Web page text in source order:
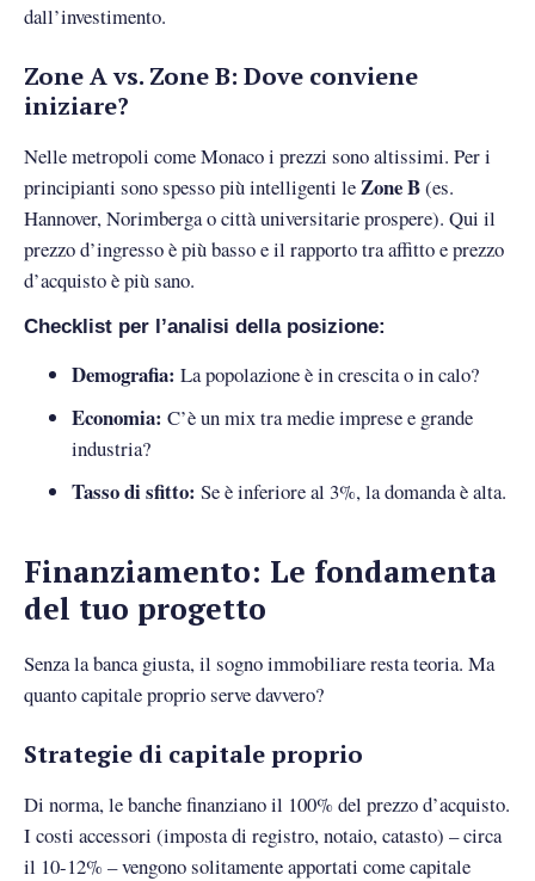
dall’investimento.
Zone A vs. Zone B: Dove conviene
iniziare?
Nelle metropoli come Monaco i prezzi sono altissimi. Per i
principianti sono spesso più intelligenti leZone B(es.
Hannover, Norimberga o città universitarie prospere). Qui il
prezzo d’ingresso è più basso e il rapporto tra affitto e prezzo
d’acquisto è più sano.
Checklist per l’analisi della posizione:
Demografia: La popolazione è in crescita o in calo?
Economia: C’è un mix tra medie imprese e grande
industria?
Tasso di sfitto: Se è inferiore al 3%, la domanda è alta.
Finanziamento: Le fondamenta
del tuo progetto
Senza la banca giusta, il sogno immobiliare resta teoria. Ma
quanto capitale proprio serve davvero?
Strategie di capitale proprio
Di norma, le banche finanziano il 100% del prezzo d’acquisto.
I costi accessori (imposta di registro, notaio, catasto) – circa
il 10-12% – vengono solitamente apportati come capitale